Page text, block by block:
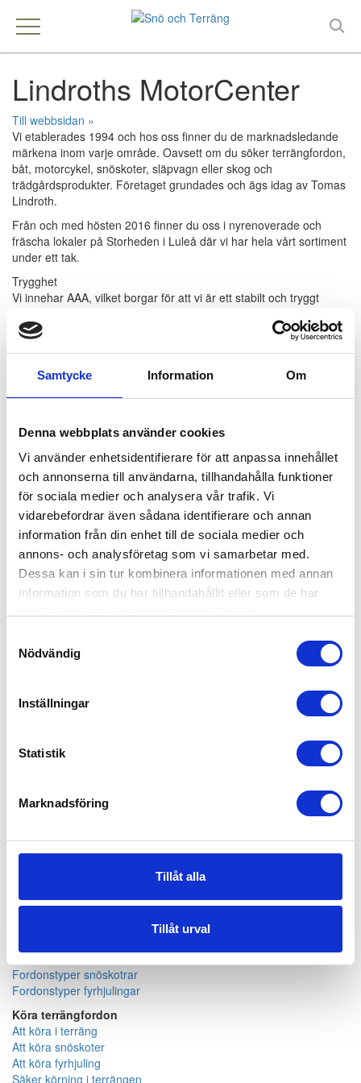
Samtycke Information Om
Denna webbplats använder cookies
Vi använder enhetsidentifierare för att anpassa innehållet
och annonserna till användarna, tillhandahålla funktioner
för sociala medier och analysera vår trafik. Vi
vidarebefordrar även sådana identifierare och annan
information från din enhet till de sociala medier och
annons- och analysföretag som vi samarbetar med.
Dessa kan i sin tur kombinera informationen med annan
information som du har tillhandahållit eller som de har
Nödvändig
Inställningar
Statistik
Marknadsföring
Tillåt alla
Tillåt urval
Lindroths MotorCenter
Till webbsidan »
Vi etablerades 1994 och hos oss finner du de marknadsledande
märkena inom varje område. Oavsett om du söker terrängfordon,
båt, motorcykel, snöskoter, släpvagn eller skog och
trädgårdsprodukter. Företaget grundades och ägs idag av Tomas
Lindroth.
Från och med hösten 2016 finner du oss i nyrenoverade och
fräscha lokaler på Storheden i Luleå där vi har hela vårt sortiment
under ett tak.
Trygghet
Vi innehar AAA, vilket borgar för att vi är ett stabilt och tryggt
oss.
Vi är även auktoriserad märkeshandlare av SMR. SMR ställer
höga krav på sina medlemmar när det gäller miljö, ekonomi och
kundservice. Därför är SMR-märket en symbol för kompetens,
service och rätt pris. Det är en trygghet för dig som kund att välja
Kontakt
Lindroths Motorcenter
Murbruksvägen 13
97345 Luleå
info@lindroths.se
www.lindroths.se
Varumärken - Snöskoter
Can-am
Tjänster
Skyddsutrustning
Reservdelar
Service och reparationer
Fordonstyper snöskotrar
Fordonstyper fyrhjulingar
Köra terrängfordon
Att köra i terräng
Att köra snöskoter
Att köra fyrhjuling
Säker körning i terrängen